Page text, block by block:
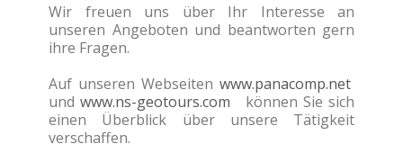
Wir freuen uns über Ihr Interesse an
unseren Angeboten und beantworten gern
ihre Fragen.
Auf unseren Webseiten www.panacomp.net
und www.ns-geotours.com können Sie sich
einen Überblick über unsere Tätigkeit
verschaffen.